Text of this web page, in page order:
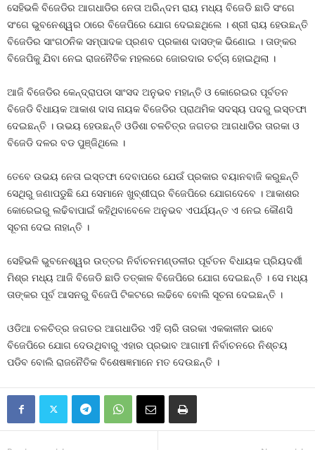
ସେହିଭଳି ବିଜେଡିର ଆଗଧାଡିର ନେତା ଅରିନ୍ଦମ ରାୟ ମଧ୍ୟ ବିଜେଡି ଛାଡି ସଂଗେ
ସଂଗେ ଭୁବନେଶ୍ୱର ଠାରେ ବିଜେପିରେ ଯୋଗ ଦେଇଛଥିଲେ । ଶ୍ରୀ ରାୟ ହେଉଛନ୍ତି
ବିଜେଡିର ସାଂଗଠନିକ ସମ୍ପାଦକ ପ୍ରଣବ ପ୍ରକାଶ ଦାସଙ୍କ ଭିଣୋଇ । ତାଙ୍କର
ବିଜେପିକୁ ଯିବା ନେଇ ରାଜନୈତିକ ମହଲରେ ଜୋରଦାର ଚର୍ଚ୍ଚା ହୋଇଥିଲା ।
ଆଜି ବିଜେଡିର କେନ୍ଦ୍ରାପଡା ସାଂସଦ ଅନୁଭବ ମହାନ୍ତି ଓ କୋରେଇର ପୂର୍ବତନ
ବିଜେଡି ବିଧାୟକ ଆକାଶ ଦାସ ନାୟକ ବିଜେଡିର ପ୍ରାଥମିକ ସଦସ୍ୟ ପଦରୁ ଇସ୍ତଫା
ଦେଇଛନ୍ତି । ଉଭୟ ହେଉଛନ୍ତି ଓଡିଶା ଚଳଚିତ୍ର ଜଗତର ଆଗଧାଡିର ତାରକା ଓ
ବିଜେଡି ଦଳର ବଡ ପୁଞ୍ଜିଥିଲେ ।
ତେବେ ଉଭୟ ନେତା ଇସ୍ତଫା ଦେବାପରେ ଯେଉଁ ପ୍ରକାର ବୟାନବାଜି କରୁଛନ୍ତି
ସେଥିରୁ ଜଣାପଡୁଛି ଯେ ସେମାନେ ଖୁବ୍‍ଶୀଘ୍ର ବିଜେପିରେ ଯୋଗଦେବେ । ଆକାଶର
କୋରେଇରୁ ଲଢିବାପାଇଁ କହିଥିବାବେଳେ ଅନୁଭବ ଏପର୍ଯ୍ୟନ୍ତ ଏ ନେଇ କୌଣସି
ସୂଚନା ଦେଇ ନାହାନ୍ତି ।
ସେହିଭଳି ଭୁବନେଶ୍ୱର ଉତ୍ତର ନିର୍ବାଚନମଣ୍ଡଳୀର ପୂର୍ବତନ ବିଧାୟକ ପ୍ରିୟଦର୍ଶୀ
ମିଶ୍ର ମଧ୍ୟ ଆଜି ବିଜେଡି ଛାଡି ତତ୍କାଳ ବିଜେପିରେ ଯୋଗ ଦେଇଛନ୍ତି । ସେ ମଧ୍ୟ
ତାଙ୍କର ପୂର୍ବ ଆସନରୁ ବିଜେପି ଟିକଟରେ ଲଢିବେ ବୋଲି ସୂଚନା ଦେଇଛନ୍ତି ।
ଓଡିଆ ଚଳଚିତ୍ର ଜଗତର ଆଗଧାଡିର ଏହି ଚାରି ତାରକା ଏକକାଳୀନ ଭାବେ
ବିଜେପିରେ ଯୋଗ ଦେଉଥିବାରୁ ଏହାର ପ୍ରଭାବ ଆଗାମୀ ନିର୍ବାଚନରେ ନିଶ୍ଚୟ
ପଡିବ ବୋଲି ରାଜନୈତିକ ବିଶେଷଜ୍ଞମାନେ ମତ ଦେଉଛନ୍ତି ।